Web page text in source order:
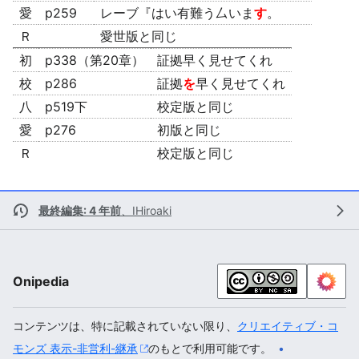
愛 p259 レーブ『はい有難う厶いま す。
Ｒ
愛世版と同じ
初
p338（第20章）
証拠早く見せてくれ
校
p286 証拠を早く見せてくれ
八
p519下
校定版と同じ
愛
p276
初版と同じ
Ｒ
校定版と同じ
最終編集: 4 年前 IHiroaki
Onipedia
コンテンツは、特に記載されていない限り、 クリエイティブ・コ
モンズ 表示-非営利-継承
のもとで利用可能です。